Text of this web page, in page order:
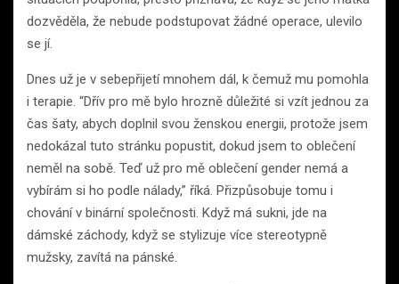
dozvěděla, že nebude podstupovat žádné operace, ulevilo
se jí.
Dnes už je v sebepřijetí mnohem dál, k čemuž mu pomohla
i terapie. “Dřív pro mě bylo hrozně důležité si vzít jednou za
čas šaty, abych doplnil svou ženskou energii, protože jsem
nedokázal tuto stránku popustit, dokud jsem to oblečení
neměl na sobě. Teď už pro mě oblečení gender nemá a
vybírám si ho podle nálady,” říká. Přizpůsobuje tomu i
chování v binární společnosti. Když má sukni, jde na
dámské záchody, když se stylizuje více stereotypně
mužsky, zavítá na pánské.